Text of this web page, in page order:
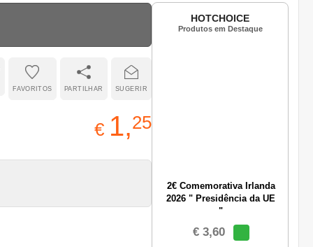
SUGERIR
PARTILHAR
FAVORITOS
€ 1,25
HOTCHOICE
Produtos em Destaque
2€ Comemorativa Irlanda
2026 " Presidência da UE
"
€ 3,60